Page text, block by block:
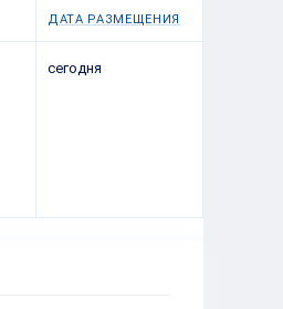
ДАТА РАЗМЕЩЕНИЯ
сегодня